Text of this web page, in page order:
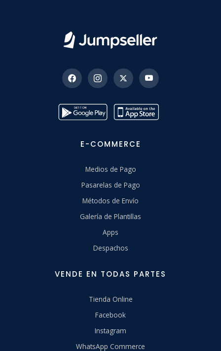
E-COMMERCE
Medios de Pago
Pasarelas de Pago
Métodos de Envío
Galería de Plantillas
Apps
Despachos
VENDE EN TODAS PARTES
Tienda Online
Facebook
Instagram
WhatsApp Commerce